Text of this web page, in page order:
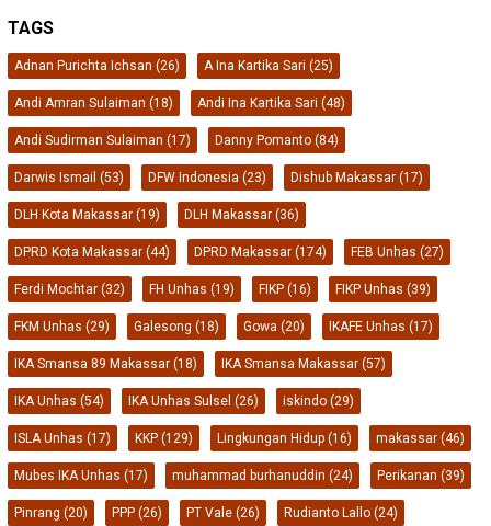
TAGS
Adnan Purichta Ichsan (26) A Ina Kartika Sari (25)
Andi Amran Sulaiman (18) Andi Ina Kartika Sari (48)
Andi Sudirman Sulaiman (17) Danny Pomanto (84)
Darwis Ismail (53) DFW Indonesia (23) Dishub Makassar (17)
DLH Kota Makassar (19) DLH Makassar (36)
DPRD Kota Makassar (44) DPRD Makassar (174) FEB Unhas (27)
Ferdi Mochtar (32) FH Unhas (19) FIKP (16) FIKP Unhas (39)
FKM Unhas (29) Galesong (18) Gowa (20) IKAFE Unhas (17)
IKA Smansa 89 Makassar (18) IKA Smansa Makassar (57)
IKA Unhas (54) IKA Unhas Sulsel (26) iskindo (29)
ISLA Unhas (17) KKP (129) Lingkungan Hidup (16) makassar (46)
Mubes IKA Unhas (17) muhammad burhanuddin (24) Perikanan (39)
Pinrang (20) PPP (26) PT Vale (26) Rudianto Lallo (24)